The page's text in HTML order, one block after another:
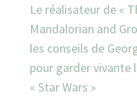
Le réalisateur de «
Mandalorian and
les conseils de
pour garder vivante
« Star Wars »